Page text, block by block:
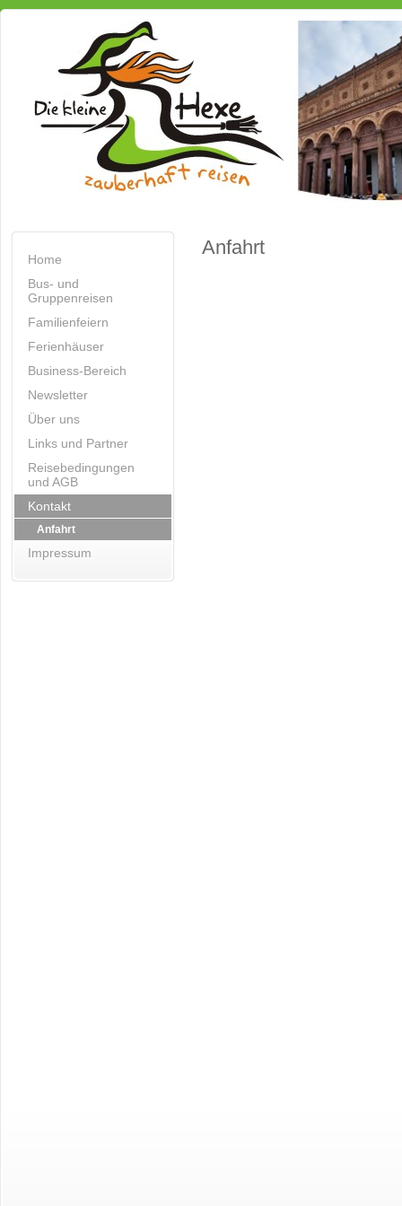
Home
Bus- und
Gruppenreisen
Familienfeiern
Ferienhäuser
Business-Bereich
Newsletter
Über uns
Links und Partner
Reisebedingungen
und AGB
Kontakt
Anfahrt
Impressum
Anfahrt